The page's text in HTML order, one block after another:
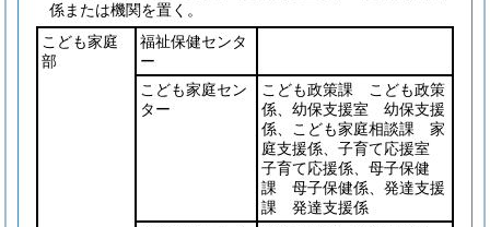
係または機関を置く。
こども家庭
部
福祉保健センタ
ー
こども家庭セン
ター
こども政策課 こども政策
係、幼保支援室 幼保支援
係、こども家庭相談課 家
庭支援係、子育て応援室
子育て応援係、母子保健
課 母子保健係、発達支援
課 発達支援係